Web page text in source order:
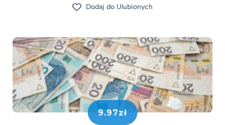
Dodaj do Ulubionych
9.97zł